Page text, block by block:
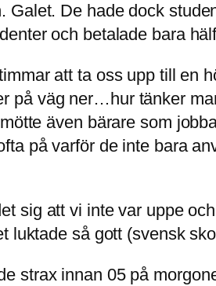
Galet. De hade dock
och betalade bara
att ta oss upp till en
på väg ner…hur tänker
även bärare som
på varför de inte bara
sig att vi inte var uppe
luktade så gott (svensk
strax innan 05 på